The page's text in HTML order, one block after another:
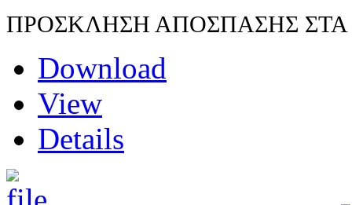
ΠΡΟΣΚΛΗΣΗ ΑΠΟΣΠΑΣΗΣ ΣΤΑ
Download
View
Details